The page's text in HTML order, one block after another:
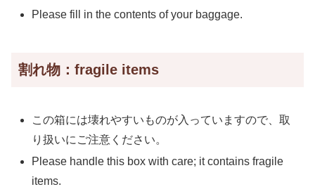
Please fill in the contents of your baggage.
割れ物：fragile items
この箱には壊れやすいものが入っていますので、取
り扱いにご注意ください。
Please handle this box with care; it contains fragile
items.